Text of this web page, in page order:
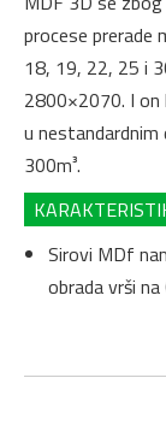
procese prerade
18, 19, 22, 25 i
2800×2070. I on
u nestandardnim
300m³.
Sirovi MDf
obrada vrši na